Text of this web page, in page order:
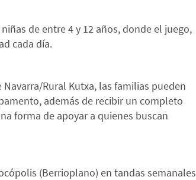
de entre 4 y 12 años, donde el juego,
cada día.
Rural Kutxa, las familias pueden
además de recibir un completo
forma de apoyar a quienes buscan
(Berrioplano) en tandas semanales